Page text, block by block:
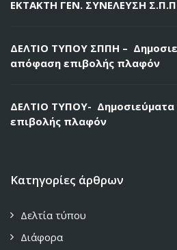
ΕΚΤΑΚΤΗ ΓΕΝ. ΣΥΝΕΛΕΥΣΗ
ΔΕΛΤΙΟ ΤΥΠΟΥ ΣΠΠΗ –
απόφαση επιβολής πλαφόν
ΔΕΛΤΙΟ ΤΥΠΟΥ-
επιβολής πλαφόν
Κατηγορίες άρθρων
Δελτία τύπου
Διάφορα